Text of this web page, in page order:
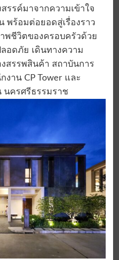
รรค์มาจากความเข้าใจ
พร้อมต่อยอดสู่เรื่องราว
ชีวิตของครอบครัวด้วย
อดภัย เดินทางความ
สรรพสินค้า สถาบันการ
งาน CP Tower และ
นครศรีธรรมราช